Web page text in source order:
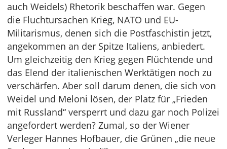
auch Weidels) Rhetorik beschaffen war. Gegen
die Fluchtursachen Krieg, NATO und EU-
Militarismus, denen sich die Postfaschistin jetzt,
angekommen an der Spitze Italiens, anbiedert.
Um gleichzeitig den Krieg gegen Flüchtende und
das Elend der italienischen Werktätigen noch zu
verschärfen. Aber soll darum denen, die sich von
Weidel und Meloni lösen, der Platz für „Frieden
mit Russland“ versperrt und dazu gar noch Polizei
angefordert werden? Zumal, so der Wiener
Verleger Hannes Hofbauer, die Grünen „die neue